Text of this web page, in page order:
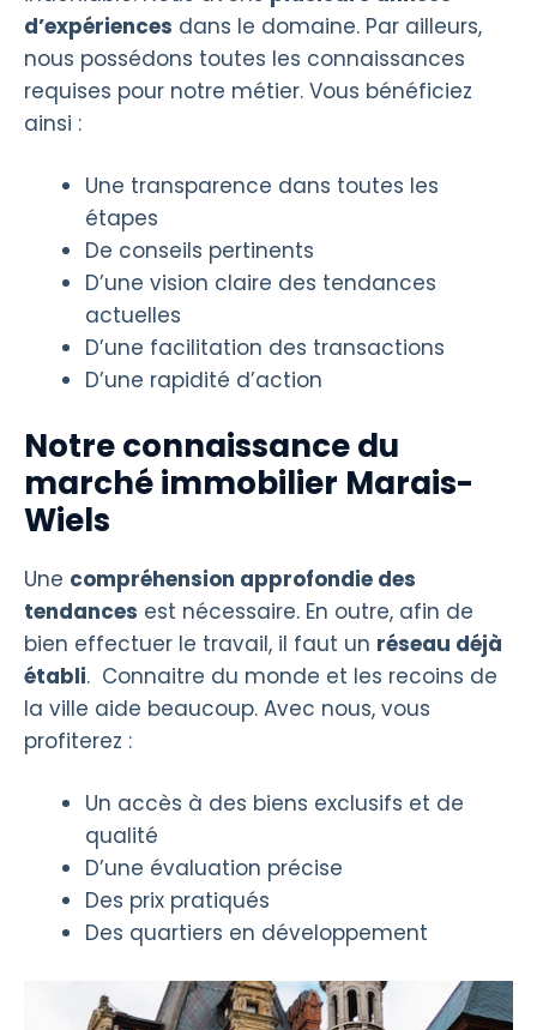
d’expériences dans le domaine. Par ailleurs,
nous possédons toutes les connaissances
requises pour notre métier. Vous bénéficiez
ainsi :
Une transparence dans toutes les
étapes
De conseils pertinents
D’une vision claire des tendances
actuelles
D’une facilitation des transactions
D’une rapidité d’action
Notre connaissance du
marché immobilier Marais-
Wiels
Une compréhension approfondie des
tendances est nécessaire. En outre, afin de
bien effectuer le travail, il faut un réseau déjà
établi. Connaitre du monde et les recoins de
la ville aide beaucoup. Avec nous, vous
profiterez :
Un accès à des biens exclusifs et de
qualité
D’une évaluation précise
Des prix pratiqués
Des quartiers en développement